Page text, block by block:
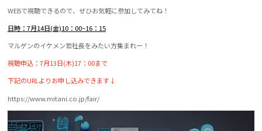
株式会社マルゲン SDGs宣言
健康経営
事業継続力強化計画
社外ホットライン
採用
WEBで視聴できるので、ぜひお気軽に参加してみてね！
日時：7月14日(金)10：00~16：15
マルゲンのイケメン若社長をみたい方集まれー！
視聴申込：7月13日(木)17：00まで
下記のURLよりお申し込みできます↓
https://www.mitani.co.jp/fair/